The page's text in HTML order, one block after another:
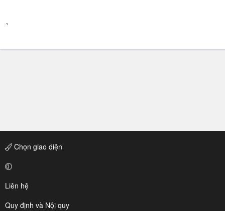
`
Chọn giao diện
Liên hệ
Quy định và Nội quy